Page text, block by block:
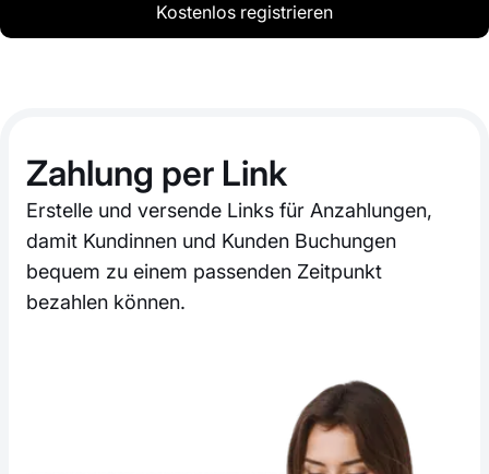
Kostenlos registrieren
Zahlung per Link
Erstelle und versende Links für Anzahlungen,
damit Kundinnen und Kunden Buchungen
bequem zu einem passenden Zeitpunkt
bezahlen können.